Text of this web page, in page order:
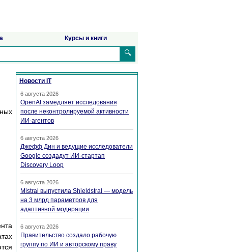
Курсы и книги
🔍
Новости IT
6 августа 2026
OpenAI замедляет исследования
после неконтролируемой активности
ИИ-агентов
6 августа 2026
Джефф Дин и ведущие исследователи
Google создадут ИИ-стартап
Discovery Loop
6 августа 2026
Mistral выпустила Shieldstral — модель
на 3 млрд параметров для
адаптивной модерации
6 августа 2026
Правительство создало рабочую
группу по ИИ и авторскому праву